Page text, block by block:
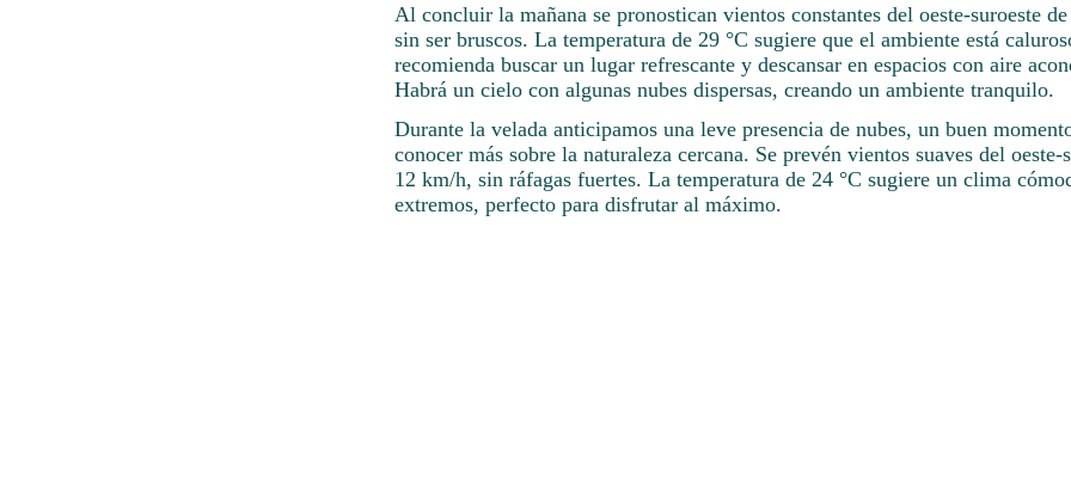
Al concluir la mañana se pronostican vientos constantes del oeste-suroeste
sin ser bruscos. La temperatura de 29 °C sugiere que el ambiente está
recomienda buscar un lugar refrescante y descansar en espacios con aire
Habrá un cielo con algunas nubes dispersas, creando un ambiente tranquilo.
Durante la velada anticipamos una leve presencia de nubes, un buen
conocer más sobre la naturaleza cercana. Se prevén vientos suaves del oeste-
12 km/h, sin ráfagas fuertes. La temperatura de 24 °C sugiere un clima
extremos, perfecto para disfrutar al máximo.